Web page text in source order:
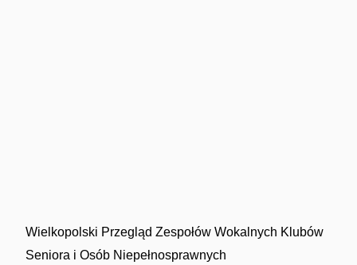
Wielkopolski Przegląd Zespołów Wokalnych Klubów
Seniora i Osób Niepełnosprawnych